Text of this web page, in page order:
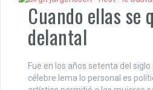
Cuando ellas se
delantal
Fue en los años setenta del
célebre lema lo personal es